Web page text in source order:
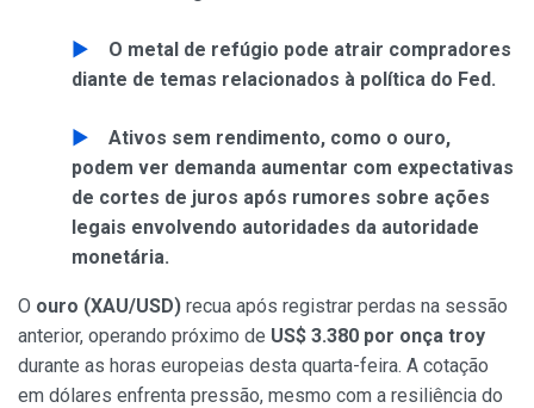
O metal de refúgio pode atrair compradores
diante de temas relacionados à política do Fed.
Ativos sem rendimento, como o ouro,
podem ver demanda aumentar com expectativas
de cortes de juros após rumores sobre ações
legais envolvendo autoridades da autoridade
monetária.
O ouro (XAU/USD) recua após registrar perdas na sessão
anterior, operando próximo de US$ 3.380 por onça troy
durante as horas europeias desta quarta-feira. A cotação
em dólares enfrenta pressão, mesmo com a resiliência do